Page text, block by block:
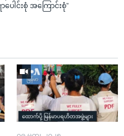
ာပေါင်းစုံ အကြောင်းစုံ”